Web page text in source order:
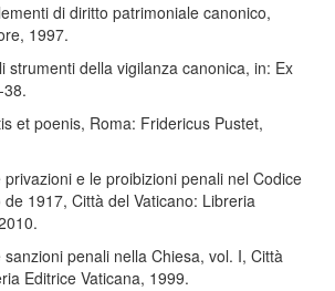
di diritto patrimoniale canonico,
1997.
strumenti della vigilanza canonica, in: Ex
et poenis, Roma: Fridericus Pustet,
privazioni e le proibizioni penali nel Codice
1917, Città del Vaticano: Libreria
sanzioni penali nella Chiesa, vol. I, Città
Editrice Vaticana, 1999.